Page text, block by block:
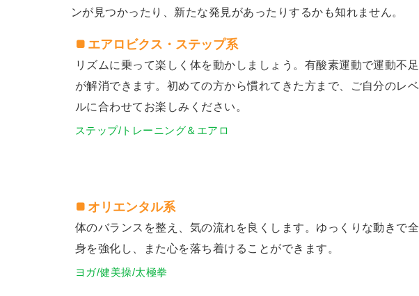
ンが見つかったり、新たな発見があったりするかも知れません。
エアロビクス・ステップ系
リズムに乗って楽しく体を動かしましょう。有酸素運動で運動不足
が解消できます。初めての方から慣れてきた方まで、ご自分のレベ
ルに合わせてお楽しみください。
ステップ/トレーニング＆エアロ
オリエンタル系
体のバランスを整え、気の流れを良くします。ゆっくりな動きで全
身を強化し、また心を落ち着けることができます。
ヨガ/健美操/太極拳